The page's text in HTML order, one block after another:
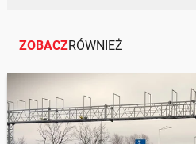
ZOBACZRÓWNIEŻ